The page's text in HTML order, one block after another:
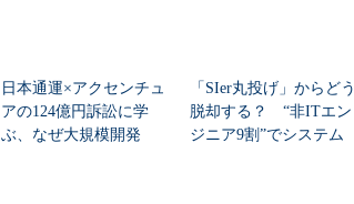
日本通運×アクセンチュ
アの124億円訴訟に学
ぶ、なぜ大規模開発
「SIer丸投げ」からどう
脱却する？ “非ITエン
ジニア9割”でシステム